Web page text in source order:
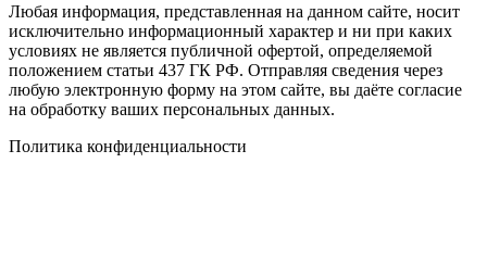
Любая информация, представленная на данном сайте, носит
исключительно информационный характер и ни при каких
условиях не является публичной офертой, определяемой
положением статьи 437 ГК РФ. Отправляя сведения через
любую электронную форму на этом сайте, вы даёте согласие
на обработку ваших персональных данных.
Политика конфиденциальности